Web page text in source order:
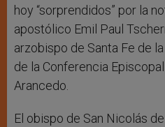
hoy “sorprendidos” por la
apostólico Emil Paul
arzobispo de Santa Fe de
de la Conferencia
Arancedo.
El obispo de San Nicolás